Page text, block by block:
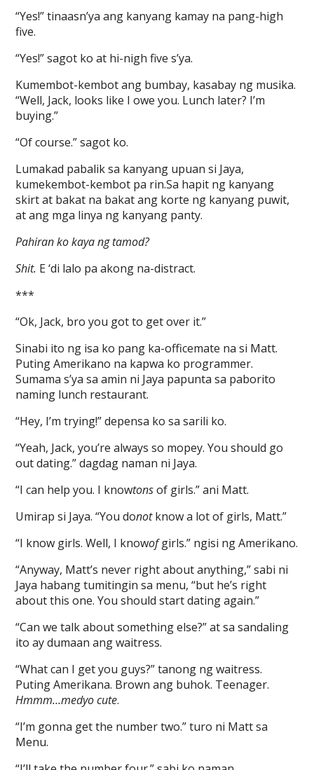
“Yes!” tinaasn’ya ang kanyang kamay na pang-high
five.
“Yes!” sagot ko at hi-nigh five s’ya.
Kumembot-kembot ang bumbay, kasabay ng musika.
“Well, Jack, looks like I owe you. Lunch later? I’m
buying.”
“Of course.” sagot ko.
Lumakad pabalik sa kanyang upuan si Jaya,
kumekembot-kembot pa rin.Sa hapit ng kanyang
skirt at bakat na bakat ang korte ng kanyang puwit,
at ang mga linya ng kanyang panty.
Pahiran ko kaya ng tamod?
Shit. E ‘di lalo pa akong na-distract.
***
“Ok, Jack, bro you got to get over it.”
Sinabi ito ng isa ko pang ka-officemate na si Matt.
Puting Amerikano na kapwa ko programmer.
Sumama s’ya sa amin ni Jaya papunta sa paborito
naming lunch restaurant.
“Hey, I’m trying!” depensa ko sa sarili ko.
“Yeah, Jack, you’re always so mopey. You should go
out dating.” dagdag naman ni Jaya.
“I can help you. I knowtonsof girls.” ani Matt.
Umirap si Jaya. “You donotknow a lot of girls, Matt.”
“I know girls. Well, I knowofgirls.” ngisi ng Amerikano.
“Anyway, Matt’s never right about anything,” sabi ni
Jaya habang tumitingin sa menu, “but he’s right
about this one. You should start dating again.”
“Can we talk about something else?” at sa sandaling
ito ay dumaan ang waitress.
“What can I get you guys?” tanong ng waitress.
Puting Amerikana. Brown ang buhok. Teenager.
Hmmm…medyo cute.
“I’m gonna get the number two.” turo ni Matt sa
Menu.